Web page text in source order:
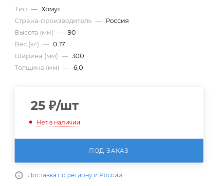
Тип — Хомут
Страна-производитель — Россия
Высота (мм) — 90
Вес (кг) — 0.17
Ширина (мм) — 300
Толщина (мм) — 6,0
25 ₽/шт
Нет в наличии
ПОД ЗАКАЗ
Доставка по региону и России